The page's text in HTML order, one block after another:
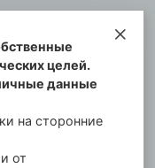
портал
СМИ: ПИ №57-
в сфере связи,
целей.
данные
на сторонние
от